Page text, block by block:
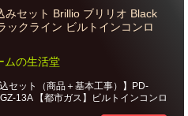
みセット Brillio ブリリオ Black
ックライン ビルトインコンロ
ムの生活堂
込セット（商品＋基本工事）】PD-
13A 【都市ガス】ビルトインコンロ